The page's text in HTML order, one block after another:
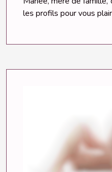
les profils pour vous